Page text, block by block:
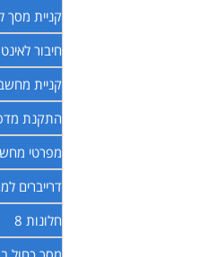
קניית
חיבור
קניית
התקנת
מפרטי
דרייברים
חלונות 8